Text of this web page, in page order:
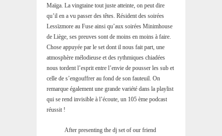
Maïga. La vingtaine tout juste atteinte, on peut dire
qu’il en a vu passer des têtes. Résident des soirées
Lessïzmore au Fuse ainsi qu’aux soirées Minimhouse
de Liège, ses preuves sont de moins en moins à faire.
Chose appuyée par le set dont il nous fait part, une
atmosphère mélodieuse et des rythmiques chiadées
nous tordent l’esprit entre l’envie de pousser les sub et
celle de s’engouffrer au fond de son fauteuil. On
remarque également une grande variété dans la playlist
qui se rend invisible à l’écoute, un 105 ème podcast
réussit !
After presenting the dj set of our friend